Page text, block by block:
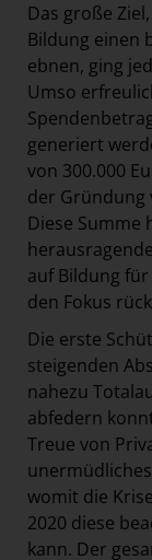
Das große
Bildung einen
ebnen, ging
Umso
generiert
von 300.000
der Gründung
Diese Summe
auf Bildung
den Fokus
Die erste
steigenden
nahezu
abfedern
Treue von
womit die
2020 diese
kann. Der